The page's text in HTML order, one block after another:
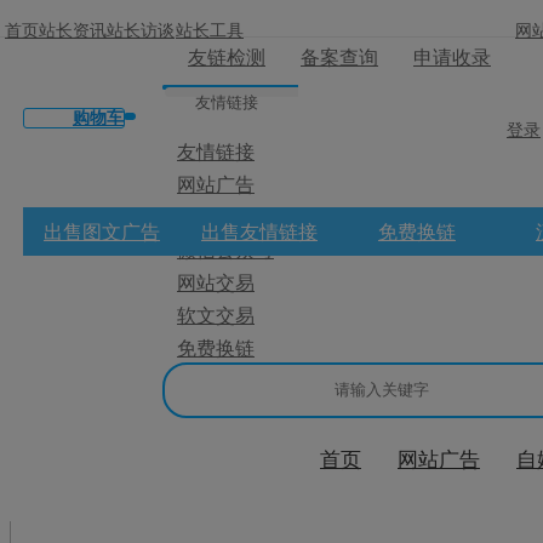
首页 站长资讯站长访谈站长工具
友链检测 备案查询 申请收录
网
登录
友情链接
友情链接
网站广告
网站交易
软文交易
免费换链
购物车
首页 网站广告 自
出售图文广告 出售友情链接 免费换链
×